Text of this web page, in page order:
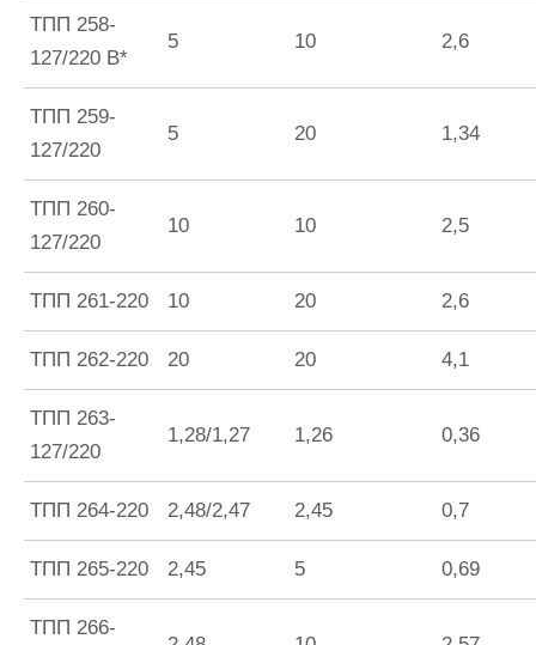
ТПП 258-
127/220 В*
5 10 2,6
ТПП 259-
127/220
5 20 1,34
ТПП 260-
127/220
10 10 2,5
ТПП 261-220 10 20 2,6
ТПП 262-220 20 20 4,1
ТПП 263-
127/220
1,28/1,27 1,26 0,36
ТПП 264-220 2,48/2,47 2,45 0,7
ТПП 265-220 2,45 5 0,69
ТПП 266-